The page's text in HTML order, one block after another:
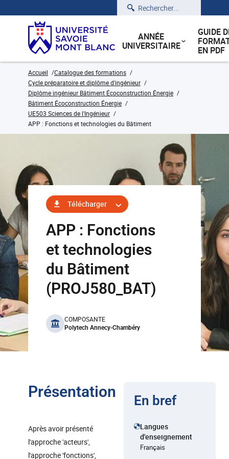
Rechercher
ANNÉE
UNIVERSITAIRE
GUIDE
EN PDF
Accueil
Catalogue des formations
Cycle préparatoire et diplôme d'ingénieur
Diplôme ingénieur Bâtiment Écoconstruction Énergie
Bâtiment Écoconstruction Énergie
UE503 Sciences de l'Ingénieur
APP : Fonctions et technologies du Bâtiment
Télécharger
APP : Fonctions
et technologies
du Bâtiment
(PROJ580_BAT)
benefits
COMPOSANTE
Polytech Annecy-Chambéry
Présentation
Après avoir présenté
l'approche 'acteurs',
l'approche 'fonctions',
En bref
Langues
d'enseignement
Français